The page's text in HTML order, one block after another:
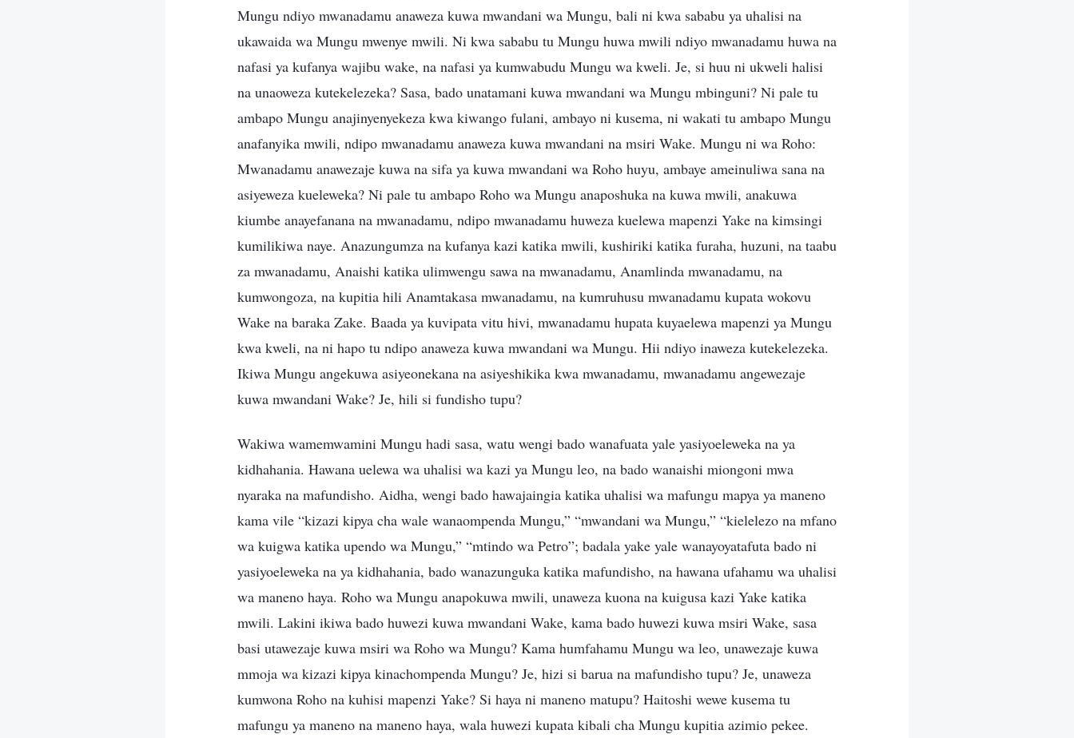
Mungu ndiyo mwanadamu anaweza kuwa mwandani wa Mungu, bali ni kwa sababu ya uhalisi na
ukawaida wa Mungu mwenye mwili. Ni kwa sababu tu Mungu huwa mwili ndiyo mwanadamu huwa na
nafasi ya kufanya wajibu wake, na nafasi ya kumwabudu Mungu wa kweli. Je, si huu ni ukweli halisi
na unaoweza kutekelezeka? Sasa, bado unatamani kuwa mwandani wa Mungu mbinguni? Ni pale tu
ambapo Mungu anajinyenyekeza kwa kiwango fulani, ambayo ni kusema, ni wakati tu ambapo Mungu
anafanyika mwili, ndipo mwanadamu anaweza kuwa mwandani na msiri Wake. Mungu ni wa Roho:
Mwanadamu anawezaje kuwa na sifa ya kuwa mwandani wa Roho huyu, ambaye ameinuliwa sana na
asiyeweza kueleweka? Ni pale tu ambapo Roho wa Mungu anaposhuka na kuwa mwili, anakuwa
kiumbe anayefanana na mwanadamu, ndipo mwanadamu huweza kuelewa mapenzi Yake na kimsingi
kumilikiwa naye. Anazungumza na kufanya kazi katika mwili, kushiriki katika furaha, huzuni, na taabu
za mwanadamu, Anaishi katika ulimwengu sawa na mwanadamu, Anamlinda mwanadamu, na
kumwongoza, na kupitia hili Anamtakasa mwanadamu, na kumruhusu mwanadamu kupata wokovu
Wake na baraka Zake. Baada ya kuvipata vitu hivi, mwanadamu hupata kuyaelewa mapenzi ya Mungu
kwa kweli, na ni hapo tu ndipo anaweza kuwa mwandani wa Mungu. Hii ndiyo inaweza kutekelezeka.
Ikiwa Mungu angekuwa asiyeonekana na asiyeshikika kwa mwanadamu, mwanadamu angewezaje
kuwa mwandani Wake? Je, hili si fundisho tupu?
Wakiwa wamemwamini Mungu hadi sasa, watu wengi bado wanafuata yale yasiyoeleweka na ya
kidhahania. Hawana uelewa wa uhalisi wa kazi ya Mungu leo, na bado wanaishi miongoni mwa
nyaraka na mafundisho. Aidha, wengi bado hawajaingia katika uhalisi wa mafungu mapya ya maneno
kama vile “kizazi kipya cha wale wanaompenda Mungu,” “mwandani wa Mungu,” “kielelezo na mfano
wa kuigwa katika upendo wa Mungu,” “mtindo wa Petro”; badala yake yale wanayoyatafuta bado ni
yasiyoeleweka na ya kidhahania, bado wanazunguka katika mafundisho, na hawana ufahamu wa uhalisi
wa maneno haya. Roho wa Mungu anapokuwa mwili, unaweza kuona na kuigusa kazi Yake katika
mwili. Lakini ikiwa bado huwezi kuwa mwandani Wake, kama bado huwezi kuwa msiri Wake, sasa
basi utawezaje kuwa msiri wa Roho wa Mungu? Kama humfahamu Mungu wa leo, unawezaje kuwa
mmoja wa kizazi kipya kinachompenda Mungu? Je, hizi si barua na mafundisho tupu? Je, unaweza
kumwona Roho na kuhisi mapenzi Yake? Si haya ni maneno matupu? Haitoshi wewe kusema tu
mafungu ya maneno na maneno haya, wala huwezi kupata kibali cha Mungu kupitia azimio pekee.